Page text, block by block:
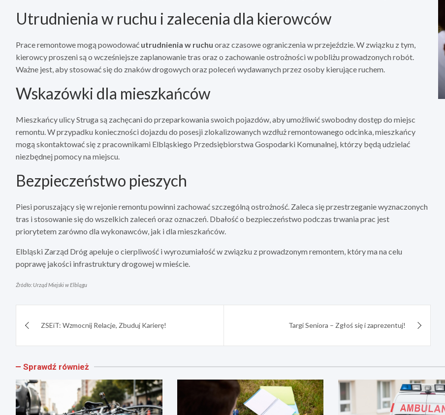
Utrudnienia w ruchu i zalecenia dla kierowców
Prace remontowe mogą powodować utrudnienia w ruchu oraz czasowe ograniczenia w przejeździe. W związku z tym,
kierowcy proszeni są o wcześniejsze zaplanowanie tras oraz o zachowanie ostrożności w pobliżu prowadzonych robót.
Ważne jest, aby stosować się do znaków drogowych oraz poleceń wydawanych przez osoby kierujące ruchem.
Wskazówki dla mieszkańców
Mieszkańcy ulicy Struga są zachęcani do przeparkowania swoich pojazdów, aby umożliwić swobodny dostęp do miejsc
remontu. W przypadku konieczności dojazdu do posesji zlokalizowanych wzdłuż remontowanego odcinka, mieszkańcy
mogą skontaktować się z pracownikami Elbląskiego Przedsiębiorstwa Gospodarki Komunalnej, którzy będą udzielać
niezbędnej pomocy na miejscu.
Bezpieczeństwo pieszych
Piesi poruszający się w rejonie remontu powinni zachować szczególną ostrożność. Zaleca się przestrzeganie wyznaczonych
tras i stosowanie się do wszelkich zaleceń oraz oznaczeń. Dbałość o bezpieczeństwo podczas trwania prac jest
priorytetem zarówno dla wykonawców, jak i dla mieszkańców.
Elbląski Zarząd Dróg apeluje o cierpliwość i wyrozumiałość w związku z prowadzonym remontem, który ma na celu
poprawę jakości infrastruktury drogowej w mieście.
Źródło: Urząd Miejski w Elblągu
wpisuZSEiT: Wzmocnij Relacje, Zbuduj Karierę! Targi Seniora – Zgłoś się i zaprezentuj!
Sprawdź również